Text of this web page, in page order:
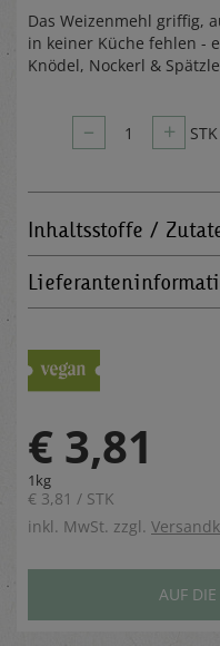
Das Weizenmehl griffig,
in keiner Küche fehlen -
Knödel, Nockerl & Spätzle
– 1 + STK
Inhaltsstoffe /
€ 3,81
1kg
€ 3,81 / STK
inkl. MwSt. zzgl.
AUF DIE